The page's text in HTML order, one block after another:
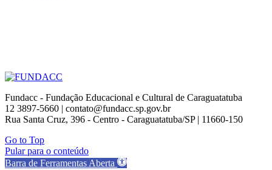
Fundacc - Fundação Educacional e Cultural de Caraguatatuba
12 3897-5660 | contato@fundacc.sp.gov.br
Rua Santa Cruz, 396 - Centro - Caraguatatuba/SP | 11660-150
Go to Top
Pular para o conteúdo
Barra de Ferramentas Aberta